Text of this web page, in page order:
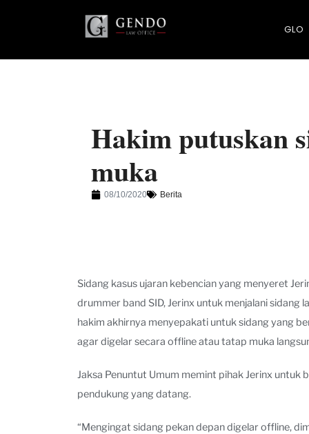
GLO
Hakim putuskan
muka
08/10/2020 Berita
Sidang kasus ujaran kebencian yang menyeret
drummer band SID, Jerinx untuk menjalani sidang
hakim akhirnya menyepakati untuk sidang yang
agar digelar secara offline atau tatap muka
Jaksa Penuntut Umum memint pihak Jerinx untuk
pendukung yang datang.
“Mengingat sidang pekan depan digelar offline,